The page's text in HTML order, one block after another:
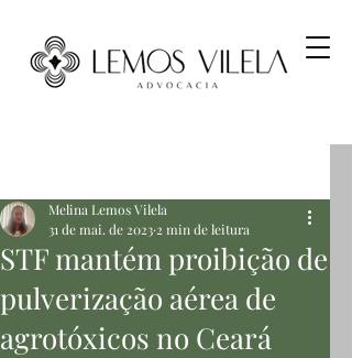
STF mantém proibição de
pulverização aérea de
agrotóxicos no Ceará
Melina Lemos Vilela
31 de mai. de 2023 2 min de leitura